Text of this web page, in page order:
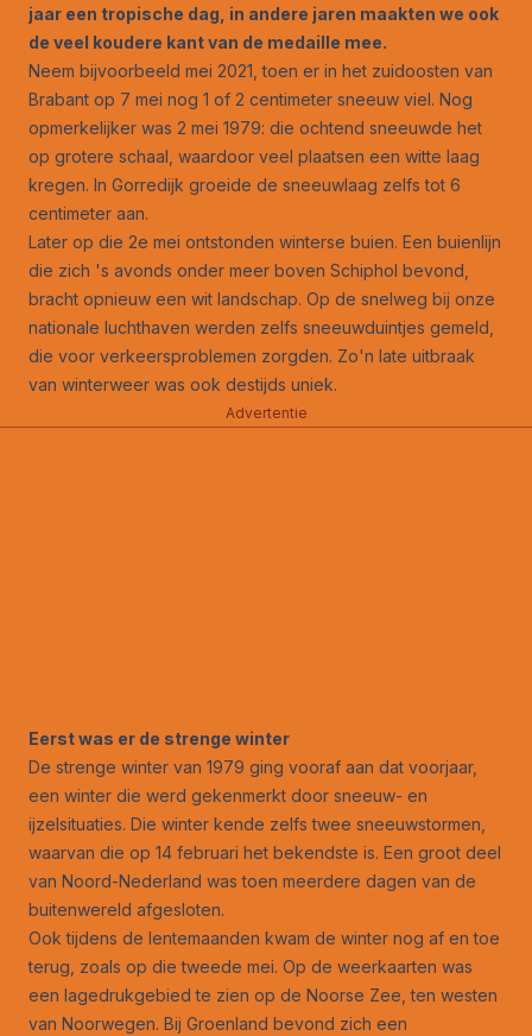
jaar een tropische dag, in andere jaren maakten we ook
de veel koudere kant van de medaille mee.
Neem bijvoorbeeld mei 2021, toen er in het zuidoosten van
Brabant op 7 mei nog 1 of 2 centimeter sneeuw viel. Nog
opmerkelijker was 2 mei 1979: die ochtend sneeuwde het
op grotere schaal, waardoor veel plaatsen een witte laag
kregen. In Gorredijk groeide de sneeuwlaag zelfs tot 6
centimeter aan.
Later op die 2e mei ontstonden winterse buien. Een buienlijn
die zich 's avonds onder meer boven Schiphol bevond,
bracht opnieuw een wit landschap. Op de snelweg bij onze
nationale luchthaven werden zelfs sneeuwduintjes gemeld,
die voor verkeersproblemen zorgden. Zo'n late uitbraak
van winterweer was ook destijds uniek.
Advertentie
Eerst was er de strenge winter
De strenge winter van 1979 ging vooraf aan dat voorjaar,
een winter die werd gekenmerkt door sneeuw- en
ijzelsituaties. Die winter kende zelfs twee sneeuwstormen,
waarvan die op 14 februari het bekendste is. Een groot deel
van Noord-Nederland was toen meerdere dagen van de
buitenwereld afgesloten.
Ook tijdens de lentemaanden kwam de winter nog af en toe
terug, zoals op die tweede mei. Op de weerkaarten was
een lagedrukgebied te zien op de Noorse Zee, ten westen
van Noorwegen. Bij Groenland bevond zich een